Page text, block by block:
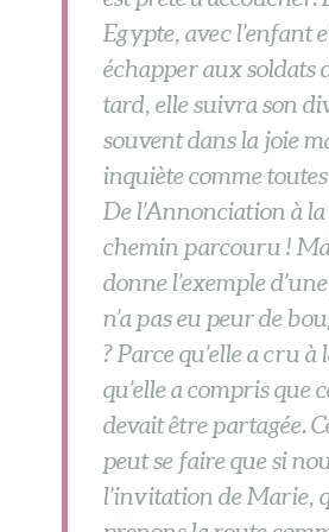
Egypte, avec l’enfant
échapper aux soldats
tard, elle suivra son
souvent dans la joie
inquiète comme
De l’Annonciation à
chemin parcouru !
donne l’exemple
n’a pas eu peur de
? Parce qu’elle a cru à
qu’elle a compris que
devait être partagée.
peut se faire que si
l’invitation de Marie,